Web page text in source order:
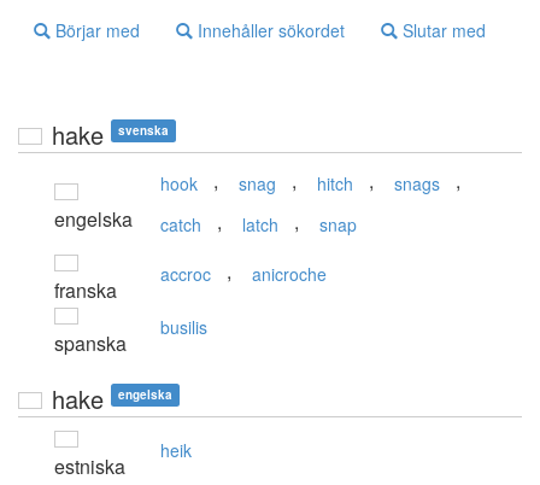
Börjar med Innehåller sökordet Slutar med
hake svenska
engelska
hook , snag , hitch , snags ,
catch , latch , snap
franska
accroc , anicroche
spanska
busilis
hake engelska
estniska
heik